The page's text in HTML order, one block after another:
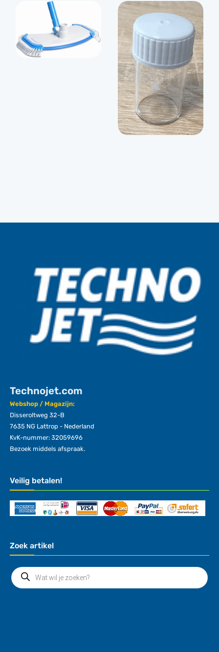
Technojet.com
Webshop / Magazijn:
Disseroltweg 32-B
7635 NG Lattrop - Nederland
KvK-nummer: 32059696
Bezoek middels afspraak.
Veilig betalen!
Zoek artikel